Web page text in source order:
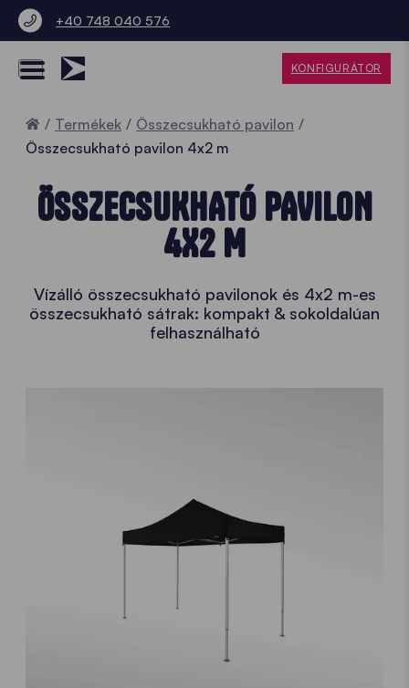
+40 748 040 576
KONFIGURÁTOR
Home
Termékek
Összecsukható pavilon
Összecsukható pavilon 4x2 m
ÖSSZECSUKHATÓ PAVILON
4X2 M
Vízálló összecsukható pavilonok és 4x2 m-es
összecsukható sátrak: kompakt & sokoldalúan
felhasználható